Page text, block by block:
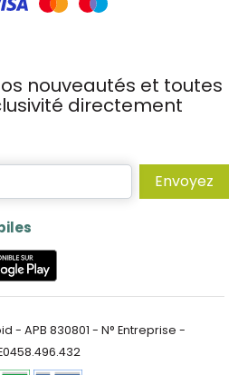
nouveautés et toutes
directement
Envoyez
- APB 830801 - N° Entreprise -